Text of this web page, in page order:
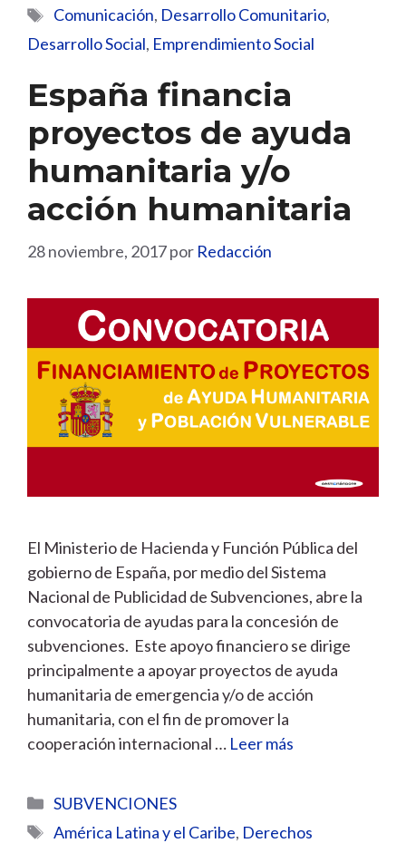
Etiquetas
Comunicación, Desarrollo Comunitario,
Desarrollo Social, Emprendimiento Social
España financia
proyectos de ayuda
humanitaria y/o
acción humanitaria
28 noviembre, 2017por Redacción
El Ministerio de Hacienda y Función Pública del
gobierno de España, por medio del Sistema
Nacional de Publicidad de Subvenciones, abre la
convocatoria de ayudas para la concesión de
subvenciones. Este apoyo financiero se dirige
principalmente a apoyar proyectos de ayuda
humanitaria de emergencia y/o de acción
humanitaria, con el fin de promover la
cooperación internacional … Leer más
Categorías
SUBVENCIONES
Etiquetas
América Latina y el Caribe, Derechos